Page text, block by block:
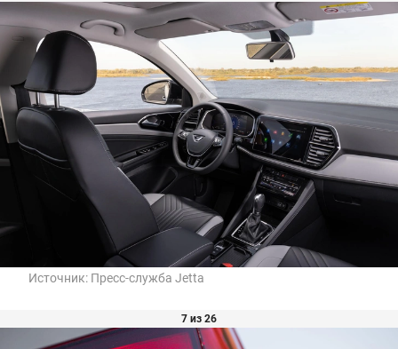
Источник: Пресс-служба Jetta
7 из 26